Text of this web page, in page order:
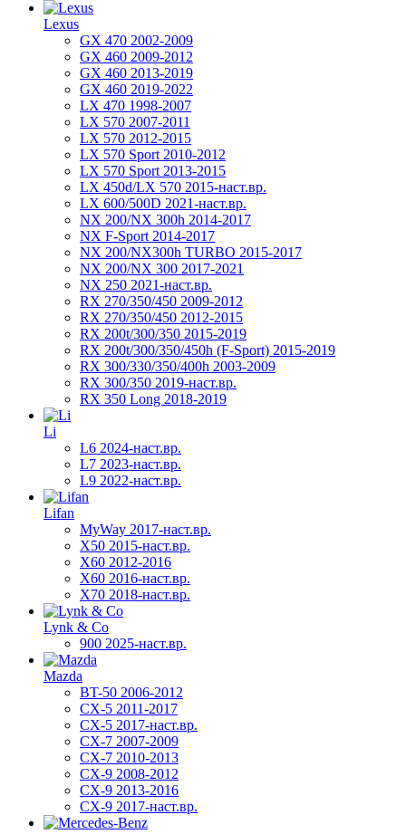
Lexus
GX 470 2002-2009
GX 460 2009-2012
GX 460 2013-2019
GX 460 2019-2022
LX 470 1998-2007
LX 570 2007-2011
LX 570 2012-2015
LX 570 Sport 2010-2012
LX 570 Sport 2013-2015
LX 450d/LX 570 2015-наст.вр.
LX 600/500D 2021-наст.вр.
NX 200/NX 300h 2014-2017
NX F-Sport 2014-2017
NX 200/NX300h TURBO 2015-2017
NX 200/NX 300 2017-2021
NX 250 2021-наст.вр.
RX 270/350/450 2009-2012
RX 270/350/450 2012-2015
RX 200t/300/350 2015-2019
RX 200t/300/350/450h (F-Sport) 2015-2019
RX 300/330/350/400h 2003-2009
RX 300/350 2019-наст.вр.
RX 350 Long 2018-2019
Li
L6 2024-наст.вр.
L7 2023-наст.вр.
L9 2022-наст.вр.
Lifan
MyWay 2017-наст.вр.
X50 2015-наст.вр.
X60 2012-2016
X60 2016-наст.вр.
X70 2018-наст.вр.
Lynk & Co
900 2025-наст.вр.
Mazda
BT-50 2006-2012
CX-5 2011-2017
CX-5 2017-наст.вр.
CX-7 2007-2009
CX-7 2010-2013
CX-9 2008-2012
CX-9 2013-2016
CX-9 2017-наст.вр.